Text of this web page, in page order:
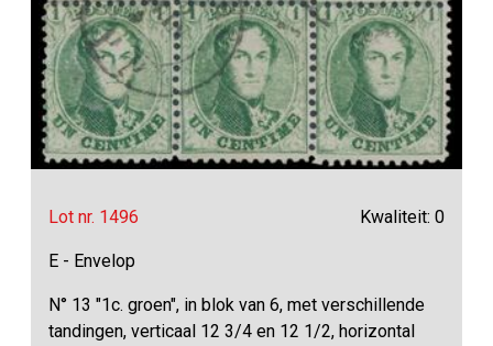
Lot nr. 1496 Kwaliteit: 0
E - Envelop
N° 13 "1c. groen", in blok van 6, met verschillende
tandingen, verticaal 12 3/4 en 12 1/2, horizontal